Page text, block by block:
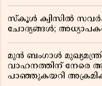
സ്കൂൾ ക്വിസിൽ
ചോദ്യങ്ങൾ;
മുൻ ബംഗാൾ
വാഹനത്തിന് നേരെ
പാഞ്ഞുകയറി